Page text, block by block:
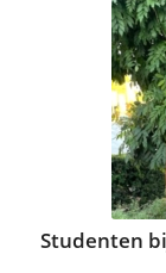
Studenten